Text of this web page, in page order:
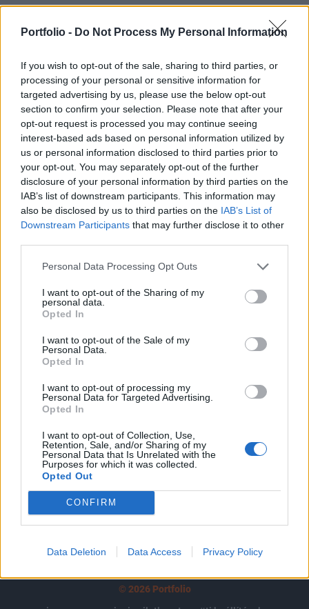
Portfolio - Do Not Process My Personal Information
If you wish to opt-out of the sale, sharing to third parties, or
processing of your personal or sensitive information for
targeted advertising by us, please use the below opt-out
section to confirm your selection. Please note that after your
opt-out request is processed you may continue seeing
interest-based ads based on personal information utilized by
us or personal information disclosed to third parties prior to
your opt-out. You may separately opt-out of the further
disclosure of your personal information by third parties on the
IAB’s list of downstream participants. This information may
also be disclosed by us to third parties on the IAB’s List of
Downstream Participants that may further disclose it to other
Personal Data Processing Opt Outs
I want to opt-out of the Sharing of my
personal data.
Opted In
I want to opt-out of the Sale of my
Personal Data.
Opted In
I want to opt-out of processing my
Personal Data for Targeted Advertising.
Opted In
I want to opt-out of Collection, Use,
Retention, Sale, and/or Sharing of my
Personal Data that Is Unrelated with the
Purposes for which it was collected.
Opted Out
CONFIRM
Data Deletion Data Access Privacy Policy
aranyfedezetű E-gold felélesztésén dolgozik
alapítója - írja a Financial Times. a Bitcoin ezzel
egy új versenytársat kaphat.
A Bitcoin egyik elődjének tekinthető E-gold virtuális
fizetőeszköz megújításáról tárgyal a pénz alapítója,
Douglas Jackson. Az egyébként onkológus végzettségű
szakember hozta létre az E-gold névre keresztelt virtuális
fizetőeszközt még az internet hőskorában, 1996-ban. A
koncepció lényege az volt, hogy egy olyan virtuális
fizetőeszközt hoztak létre, amely online fizetésekre...
KEDVES OLVASÓNK!
tartozik, melynek olvasása előfizetéses
regisztrációhoz kötött.
Az előfizetés a következőket tartalmazza:
Portfolio.hu teljes cikkarchívum
kötéslistái
Előfizetés
MÁR ELŐFIZETŐNK VAGY?
© 2026 Portfolio